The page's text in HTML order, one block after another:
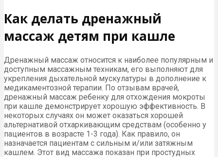
Как делать дренажный
массаж детям при кашле
Дренажный массаж относится к наиболее популярным и
доступным массажным техникам, его выполняют для
укрепления дыхательной мускулатуры в дополнение к
медикаментозной терапии. По отзывам врачей,
дренажный массаж ребенку для отхождения мокроты
при кашле демонстрирует хорошую эффективность. В
некоторых случаях он может оказаться хорошей
альтернативой отхаркивающим средствам (особенно у
пациентов в возрасте 1-3 года). Как правило, он
назначается пациентам с сильным и/или затяжным
кашлем. Этот вид массажа показан при простудных